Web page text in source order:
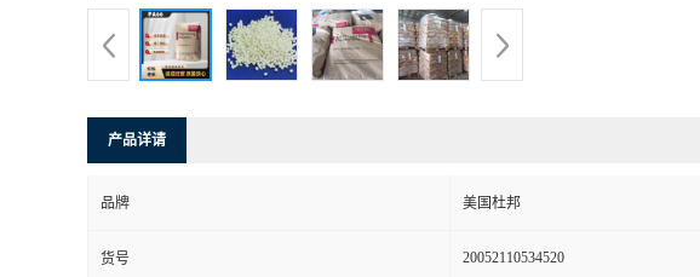
产品详请
品牌 美国杜邦
货号 20052110534520